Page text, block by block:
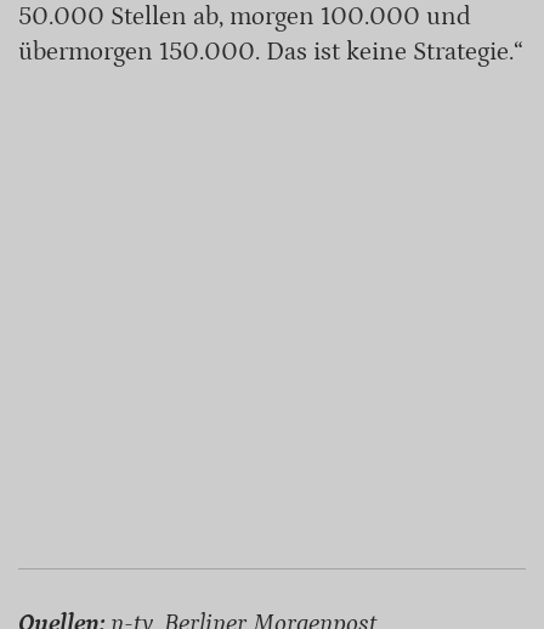
50.000 Stellen ab, morgen 100.000 und
übermorgen 150.000. Das ist keine Strategie.“